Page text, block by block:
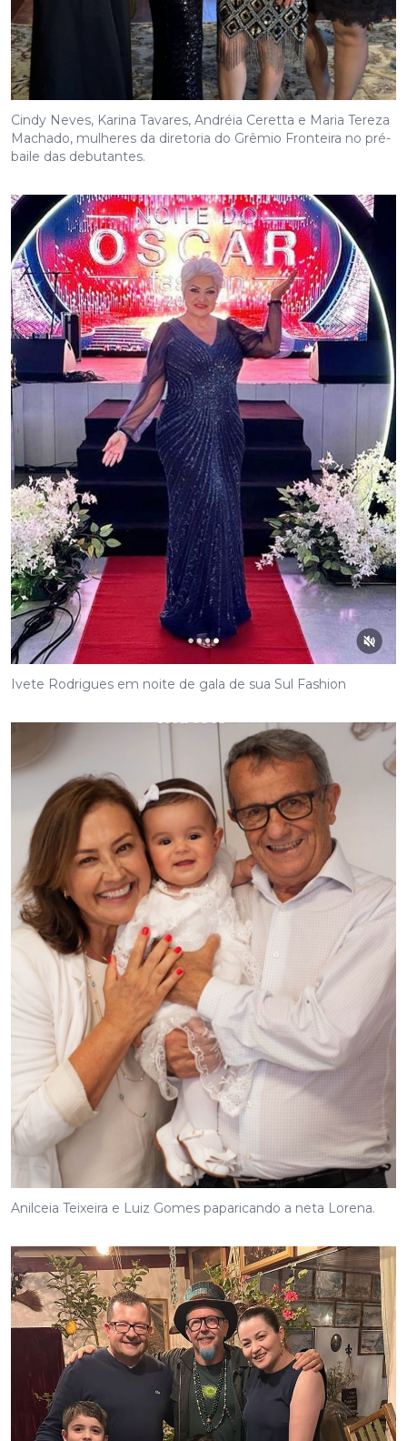
Cindy Neves, Karina Tavares, Andréia Ceretta e Maria Tereza
Machado, mulheres da diretoria do Grêmio Fronteira no pré-
baile das debutantes.
Ivete Rodrigues em noite de gala de sua Sul Fashion
Anilceia Teixeira e Luiz Gomes paparicando a neta Lorena.